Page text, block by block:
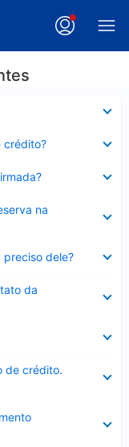
crédito?
na
preciso dele?
da
de crédito.